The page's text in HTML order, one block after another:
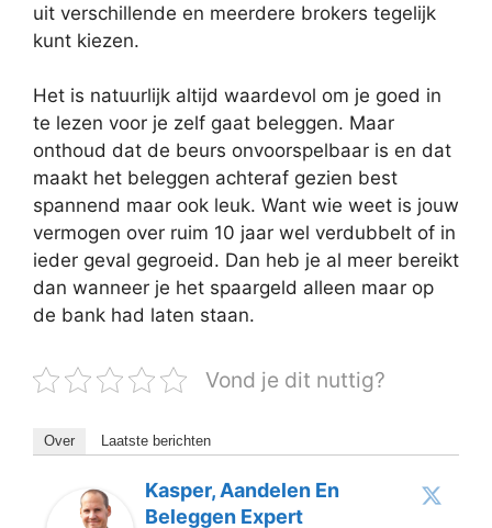
uit verschillende en meerdere brokers tegelijk
kunt kiezen.
Het is natuurlijk altijd waardevol om je goed in
te lezen voor je zelf gaat beleggen. Maar
onthoud dat de beurs onvoorspelbaar is en dat
maakt het beleggen achteraf gezien best
spannend maar ook leuk. Want wie weet is jouw
vermogen over ruim 10 jaar wel verdubbelt of in
ieder geval gegroeid. Dan heb je al meer bereikt
dan wanneer je het spaargeld alleen maar op
de bank had laten staan.
Vond je dit nuttig?
Over Laatste berichten
Kasper, Aandelen En
Beleggen Expert